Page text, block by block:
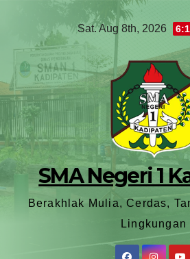
Sat. Aug 8th, 2026
SMA Negeri 1
Berakhlak Mulia, Cerdas,
Lingkungan